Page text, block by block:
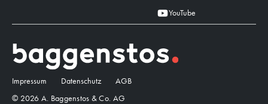
YouTube
Impressum Datenschutz
AGB
© 2026 A. Baggenstos & Co. AG